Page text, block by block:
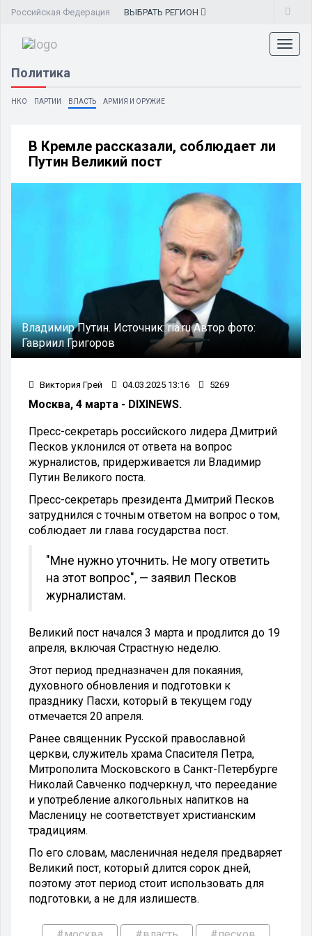
Российская Федерация ВЫБРАТЬ РЕГИОН
Политика
НКО ПАРТИИ ВЛАСТЬ АРМИЯ И ОРУЖИЕ
В Кремле рассказали, соблюдает ли
Путин Великий пост
Владимир Путин. Источник:ria.ruАвтор фото:
Гавриил Григоров
Виктория Грей 04.03.2025 13:16 5269
Москва, 4 марта - DIXINEWS.
Пресс-секретарь российского лидера Дмитрий
Песков уклонился от ответа на вопрос
журналистов, придерживается ли Владимир
Путин Великого поста.
Пресс-секретарь президента Дмитрий Песков
затруднился с точным ответом на вопрос о том,
соблюдает ли глава государства пост.
"Мне нужно уточнить. Не могу ответить
на этот вопрос", — заявил Песков
журналистам.
Великий пост начался 3 марта и продлится до 19
апреля, включая Страстную неделю.
Этот период предназначен для покаяния,
духовного обновления и подготовки к
празднику Пасхи, который в текущем году
отмечается 20 апреля.
Ранее священник Русской православной
церкви, служитель храма Спасителя Петра,
Митрополита Московского в Санкт-Петербурге
Николай Савченко подчеркнул, что переедание
и употребление алкогольных напитков на
Масленицу не соответствует христианским
традициям.
По его словам, масленичная неделя предваряет
Великий пост, который длится сорок дней,
поэтому этот период стоит использовать для
подготовки, а не для излишеств.